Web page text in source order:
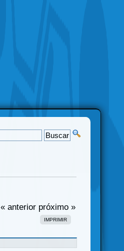
« anterior próximo »
IMPRIMIR